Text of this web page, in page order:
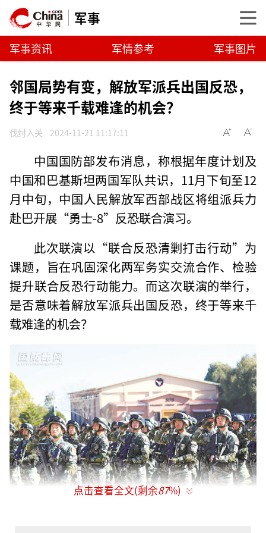
军事
军事资讯 军情参考 军事图片
邻国局势有变，解放军派兵出国反恐，
终于等来千载难逢的机会？
伐纣入关 2024-11-21 11:17:11
中国国防部发布消息，称根据年度计划及
中国和巴基斯坦两国军队共识，11月下旬至12
月中旬，中国人民解放军西部战区将组派兵力
赴巴开展“勇士-8”反恐联合演习。
此次联演以“联合反恐清剿打击行动”为
课题，旨在巩固深化两军务实交流合作、检验
提升联合反恐行动能力。而这次联演的举行，
是否意味着解放军派兵出国反恐，终于等来千
载难逢的机会？
点击查看全文(剩余87%)